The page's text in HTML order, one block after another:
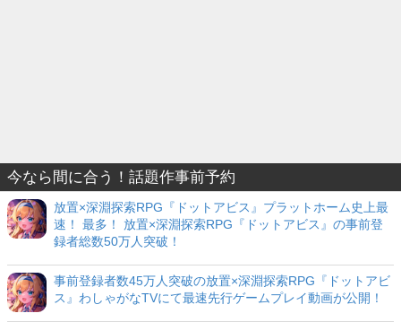
今なら間に合う！話題作事前予約
放置×深淵探索RPG『ドットアビス』プラットホーム史上最
速！ 最多！ 放置×深淵探索RPG『ドットアビス』の事前登
録者総数50万人突破！
事前登録者数45万人突破の放置×深淵探索RPG『ドットアビ
ス』わしゃがなTVにて最速先行ゲームプレイ動画が公開！